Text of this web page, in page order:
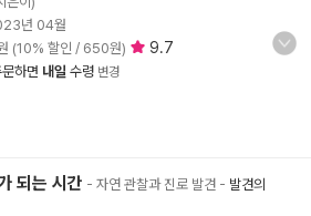
년 04월
(10% 할인 / 650원) 9.7
하면 내일 수령 변경
되는 시간 - 자연 관찰과 진로 발견 - 발견의